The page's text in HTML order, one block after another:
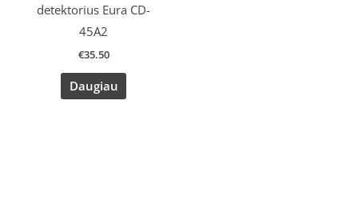
detektorius Eura CD-
45A2
€35.50
Daugiau